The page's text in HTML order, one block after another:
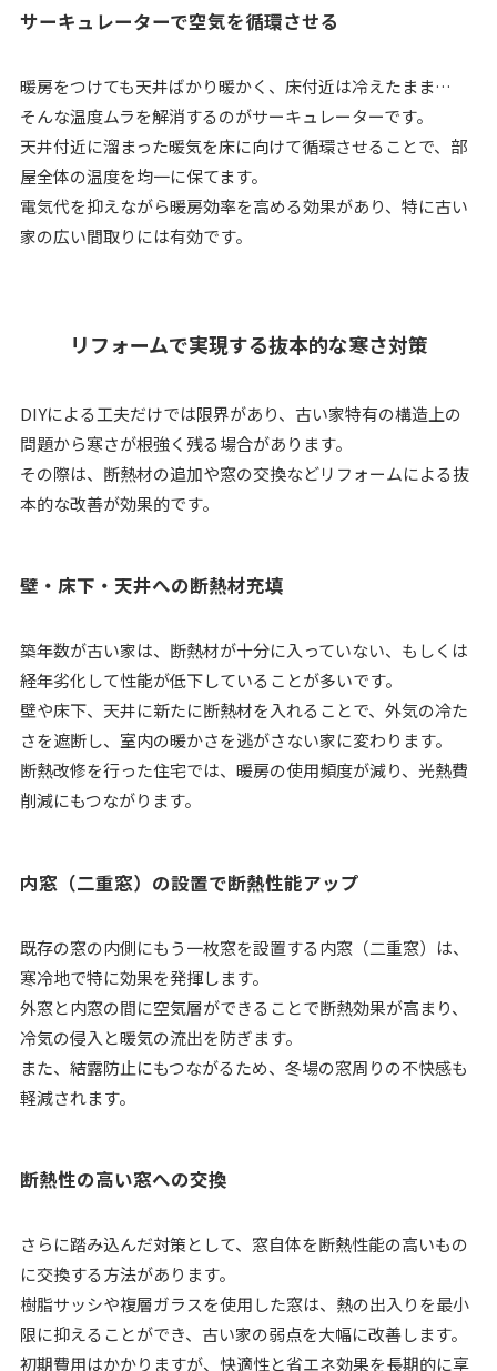
サーキュレーターで空気を循環させる
暖房をつけても天井ばかり暖かく、床付近は冷えたまま…
そんな温度ムラを解消するのがサーキュレーターです。
天井付近に溜まった暖気を床に向けて循環させることで、部
屋全体の温度を均一に保てます。
電気代を抑えながら暖房効率を高める効果があり、特に古い
家の広い間取りには有効です。
リフォームで実現する抜本的な寒さ対策
DIYによる工夫だけでは限界があり、古い家特有の構造上の
問題から寒さが根強く残る場合があります。
その際は、断熱材の追加や窓の交換などリフォームによる抜
本的な改善が効果的です。
壁・床下・天井への断熱材充填
築年数が古い家は、断熱材が十分に入っていない、もしくは
経年劣化して性能が低下していることが多いです。
壁や床下、天井に新たに断熱材を入れることで、外気の冷た
さを遮断し、室内の暖かさを逃がさない家に変わります。
断熱改修を行った住宅では、暖房の使用頻度が減り、光熱費
削減にもつながります。
内窓（二重窓）の設置で断熱性能アップ
既存の窓の内側にもう一枚窓を設置する内窓（二重窓）は、
寒冷地で特に効果を発揮します。
外窓と内窓の間に空気層ができることで断熱効果が高まり、
冷気の侵入と暖気の流出を防ぎます。
また、結露防止にもつながるため、冬場の窓周りの不快感も
軽減されます。
断熱性の高い窓への交換
さらに踏み込んだ対策として、窓自体を断熱性能の高いもの
に交換する方法があります。
樹脂サッシや複層ガラスを使用した窓は、熱の出入りを最小
限に抑えることができ、古い家の弱点を大幅に改善します。
初期費用はかかりますが、快適性と省エネ効果を長期的に享